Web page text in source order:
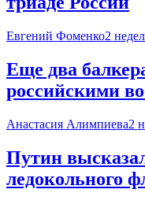
Евгений Фоменко2
Еще два
российскими
Анастасия Алимпиева2
Путин
ледокольного